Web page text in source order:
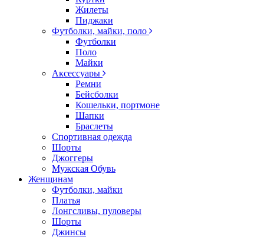
Жилеты
Пиджаки
Футболки, майки, поло
Футболки
Поло
Майки
Аксессуары
Ремни
Бейсболки
Кошельки, портмоне
Шапки
Браслеты
Спортивная одежда
Шорты
Джоггеры
Мужская Обувь
Женщинам
Футболки, майки
Платья
Лонгсливы, пуловеры
Шорты
Джинсы